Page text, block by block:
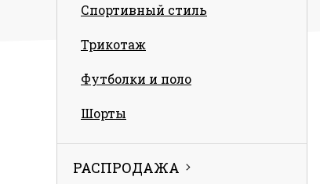
Спортивный стиль
Трикотаж
Футболки и поло
Шорты
РАСПРОДАЖА